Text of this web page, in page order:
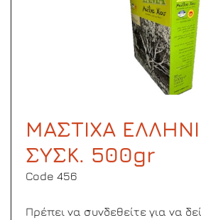
ΜΑΣΤΙΧΑ
ΣΥΣΚ. 500gr
Code 456
Πρέπει να συνδεθείτε για να